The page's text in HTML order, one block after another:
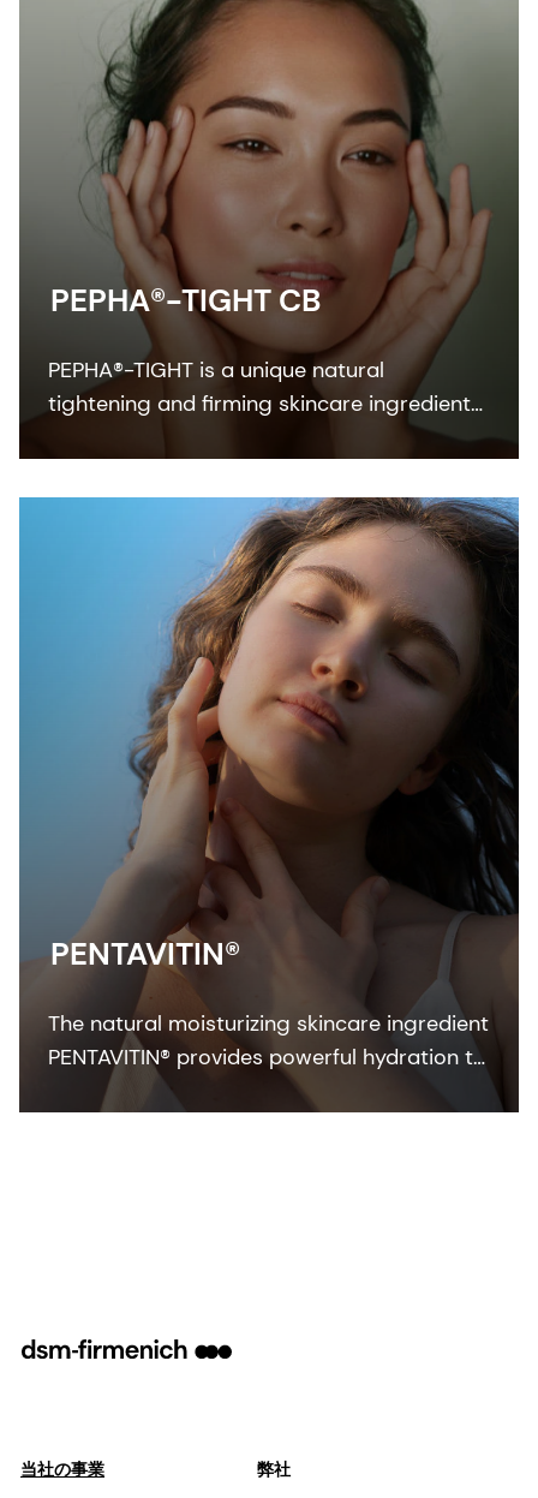
PEPHA®-TIGHT CB
PEPHA®-TIGHT is a unique natural
tightening and firming skincare ingredient
term skin firming effect.
PENTAVITIN®
The natural moisturizing skincare ingredient
PENTAVITIN® provides powerful hydration to
all facial areas, visualized by new facial skin
当社の事業 弊社